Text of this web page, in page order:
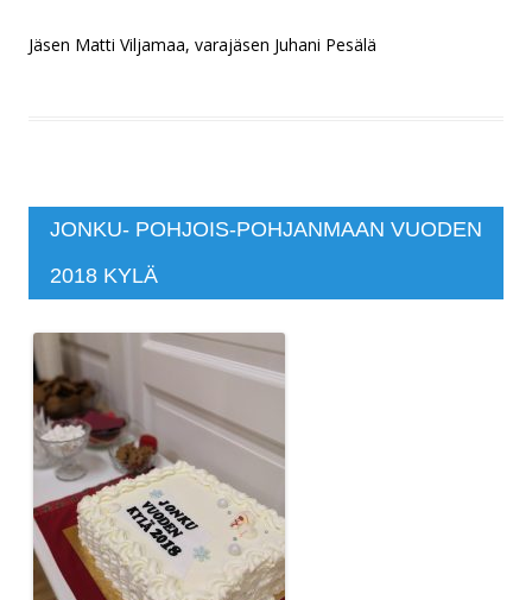
Jäsen Matti Viljamaa, varajäsen Juhani Pesälä
JONKU- POHJOIS-POHJANMAAN VUODEN
2018 KYLÄ